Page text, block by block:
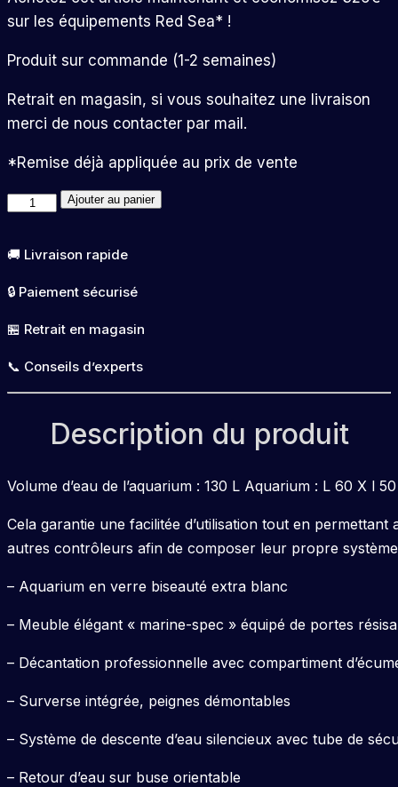
sur les équipements Red Sea* !
Produit sur commande (1-2 semaines)
Retrait en magasin, si vous souhaitez une livraison
merci de nous contacter par mail.
*Remise déjà appliquée au prix de vente
quantité
Reefer
Series
170
Blanc
Ajouter au panier
🚚 Livraison rapide
🔒 Paiement sécurisé
🏪 Retrait en magasin
📞 Conseils d’experts
Description du produit
Volume d’eau de l’aquarium : 130 L Aquarium : L 60 X l
Cela garantie une facilitée d’utilisation tout en
autres contrôleurs afin de composer leur propre
– Aquarium en verre biseauté extra blanc
– Meuble élégant « marine-spec » équipé de portes
– Décantation professionnelle avec compartiment
– Surverse intégrée, peignes démontables
– Système de descente d’eau silencieux avec tube de
– Retour d’eau sur buse orientable